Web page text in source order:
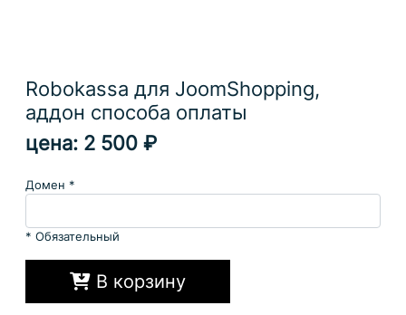
Robokassa для JoomShopping,
аддон способа оплаты
цена: 2 500 ₽
Домен *
* Обязательный
В корзину